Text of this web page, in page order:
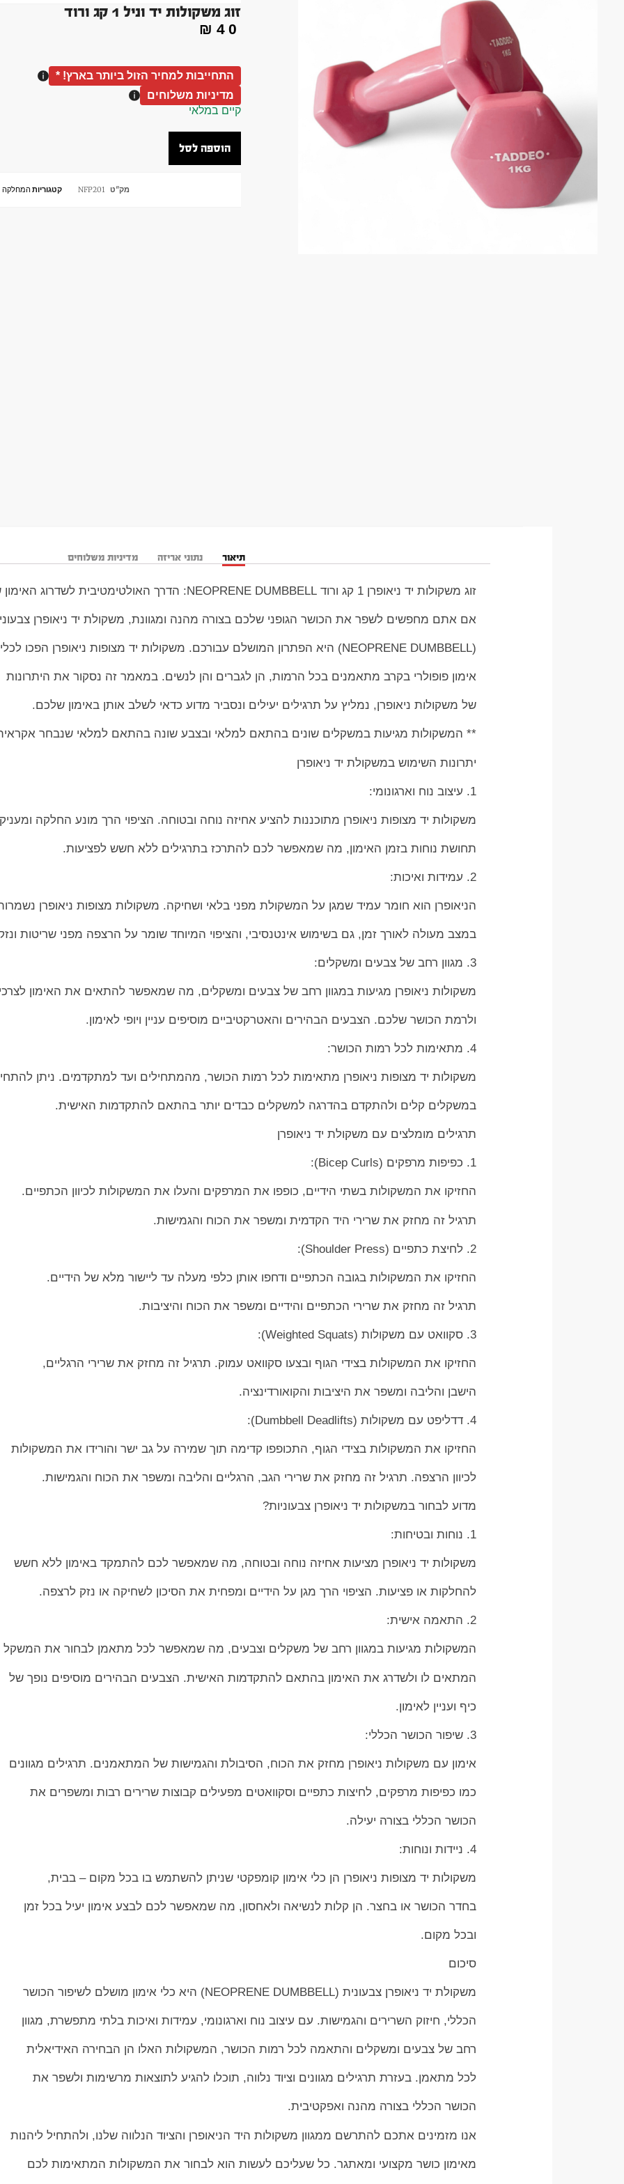
זוג משקולות יד וניל 1 קג ורוד
₪ 40
התחייבות למחיר הזול ביותר בארץ! *
מדיניות משלוחים
קיים במלאי
הוספה לסל
מק"ט NFP201 קטגוריותהמחלקה
תיאור נתוני אריזה מדיניות משלוחים
זוג משקולות יד ניאופרן 1 קג ורוד NEOPRENE DUMBBELL: הדרך האולטימטיבית לשדרוג האימון שלכם
אם אתם מחפשים לשפר את הכושר הגופני שלכם בצורה מהנה ומגוונת, משקולת יד ניאופרן
(NEOPRENE DUMBBELL) היא הפתרון המושלם עבורכם. משקולות יד מצופות ניאופרן הפכו לכלי
אימון פופולרי בקרב מתאמנים בכל הרמות, הן לגברים והן לנשים. במאמר זה נסקור את היתרונות
של משקולות ניאופרן, נמליץ על תרגילים יעילים ונסביר מדוע כדאי לשלב אותן באימון שלכם.
** המשקולות מגיעות במשקלים שונים בהתאם למלאי ובצבע שונה בהתאם למלאי שנבחר
יתרונות השימוש במשקולת יד ניאופרן
1. עיצוב נוח וארגונומי:
משקולות יד מצופות ניאופרן מתוכננות להציע אחיזה נוחה ובטוחה. הציפוי הרך מונע החלקה ומעניק
תחושת נוחות בזמן האימון, מה שמאפשר לכם להתרכז בתרגילים ללא חשש לפציעות.
2. עמידות ואיכות:
הניאופרן הוא חומר עמיד שמגן על המשקולת מפני בלאי ושחיקה. משקולות מצופות ניאופרן
במצב מעולה לאורך זמן, גם בשימוש אינטנסיבי, והציפוי המיוחד שומר על הרצפה מפני שריטות
3. מגוון רחב של צבעים ומשקלים:
משקולות ניאופרן מגיעות במגוון רחב של צבעים ומשקלים, מה שמאפשר להתאים את האימון
ולרמת הכושר שלכם. הצבעים הבהירים והאטרקטיביים מוסיפים עניין ויופי לאימון.
4. מתאימות לכל רמות הכושר:
משקולות יד מצופות ניאופרן מתאימות לכל רמות הכושר, מהמתחילים ועד למתקדמים. ניתן
במשקלים קלים ולהתקדם בהדרגה למשקלים כבדים יותר בהתאם להתקדמות האישית.
תרגילים מומלצים עם משקולת יד ניאופרן
1. כפיפות מרפקים (Bicep Curls):
החזיקו את המשקולות בשתי הידיים, כופפו את המרפקים והעלו את המשקולות לכיוון הכתפיים.
תרגיל זה מחזק את שרירי היד הקדמית ומשפר את הכוח והגמישות.
2. לחיצת כתפיים (Shoulder Press):
החזיקו את המשקולות בגובה הכתפיים ודחפו אותן כלפי מעלה עד ליישור מלא של הידיים.
תרגיל זה מחזק את שרירי הכתפיים והידיים ומשפר את הכוח והיציבות.
3. סקוואט עם משקולות (Weighted Squats):
החזיקו את המשקולות בצידי הגוף ובצעו סקוואט עמוק. תרגיל זה מחזק את שרירי הרגליים,
הישבן והליבה ומשפר את היציבות והקואורדינציה.
4. דדליפט עם משקולות (Dumbbell Deadlifts):
החזיקו את המשקולות בצידי הגוף, התכופפו קדימה תוך שמירה על גב ישר והורידו את המשקולות
לכיוון הרצפה. תרגיל זה מחזק את שרירי הגב, הרגליים והליבה ומשפר את הכוח והגמישות.
מדוע לבחור במשקולות יד ניאופרן צבעוניות?
1. נוחות ובטיחות:
משקולות יד ניאופרן מציעות אחיזה נוחה ובטוחה, מה שמאפשר לכם להתמקד באימון ללא חשש
להחלקות או פציעות. הציפוי הרך מגן על הידיים ומפחית את הסיכון לשחיקה או נזק לרצפה.
2. התאמה אישית:
המשקולות מגיעות במגוון רחב של משקלים וצבעים, מה שמאפשר לכל מתאמן לבחור את המשקל
המתאים לו ולשדרג את האימון בהתאם להתקדמות האישית. הצבעים הבהירים מוסיפים נופך של
כיף ועניין לאימון.
3. שיפור הכושר הכללי:
אימון עם משקולות ניאופרן מחזק את הכוח, הסיבולת והגמישות של המתאמנים. תרגילים מגוונים
כמו כפיפות מרפקים, לחיצות כתפיים וסקוואטים מפעילים קבוצות שרירים רבות ומשפרים את
הכושר הכללי בצורה יעילה.
4. ניידות ונוחות:
משקולות יד מצופות ניאופרן הן כלי אימון קומפקטי שניתן להשתמש בו בכל מקום – בבית,
בחדר הכושר או בחצר. הן קלות לנשיאה ולאחסון, מה שמאפשר לכם לבצע אימון יעיל בכל זמן
ובכל מקום.
סיכום
משקולת יד ניאופרן צבעונית (NEOPRENE DUMBBELL) היא כלי אימון מושלם לשיפור הכושר
הכללי, חיזוק השרירים והגמישות. עם עיצוב נוח וארגונומי, עמידות ואיכות בלתי מתפשרת, מגוון
רחב של צבעים ומשקלים והתאמה לכל רמות הכושר, המשקולות האלו הן הבחירה האידיאלית
לכל מתאמן. בעזרת תרגילים מגוונים וציוד נלווה, תוכלו להגיע לתוצאות מרשימות ולשפר את
הכושר הכללי בצורה מהנה ואפקטיבית.
אנו מזמינים אתכם להתרשם ממגוון משקולות היד הניאופרן והציוד הנלווה שלנו, ולהתחיל ליהנות
מאימון כושר מקצועי ומאתגר. כל שעליכם לעשות הוא לבחור את המשקולות המתאימות לכם